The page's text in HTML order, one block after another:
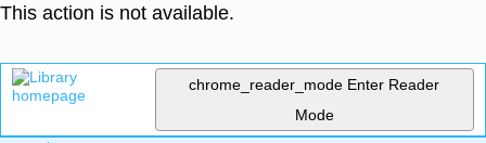
This action is not available.
chrome_reader_mode Enter Reader
Mode